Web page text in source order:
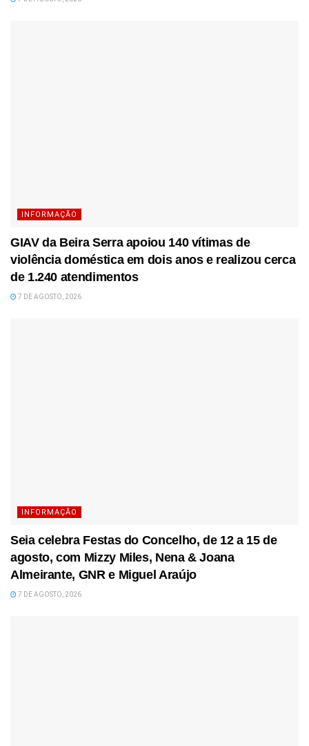
INFORMAÇÃO
GIAV da Beira Serra apoiou 140 vítimas de
violência doméstica em dois anos e realizou cerca
de 1.240 atendimentos
7 DE AGOSTO, 2026
INFORMAÇÃO
Seia celebra Festas do Concelho, de 12 a 15 de
agosto, com Mizzy Miles, Nena & Joana
Almeirante, GNR e Miguel Araújo
7 DE AGOSTO, 2026